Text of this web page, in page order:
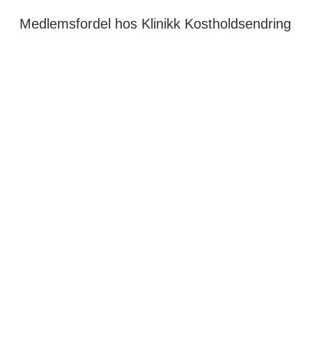
Medlemsfordel hos Klinikk Kostholdsendring